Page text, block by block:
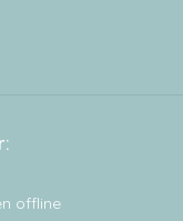
offline